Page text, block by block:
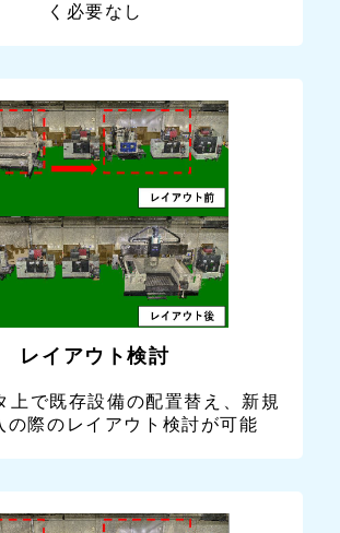
く必要なし
レイアウト検討
上で既存設備の配置替え、新規
の際のレイアウト検討が可能